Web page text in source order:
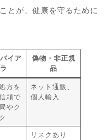
とが、健康を守るために
イア
偽物・非正規
品
方を
頼で
やク
ネット通販、
個人輸入
リスクあり